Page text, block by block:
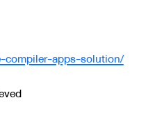
compiler-apps-solution/